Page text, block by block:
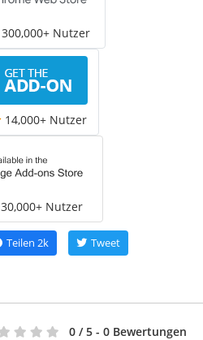
300,000+ Nutzer
14,000+ Nutzer
30,000+ Nutzer
Teilen 2k Tweet
0 / 5 - 0 Bewertungen